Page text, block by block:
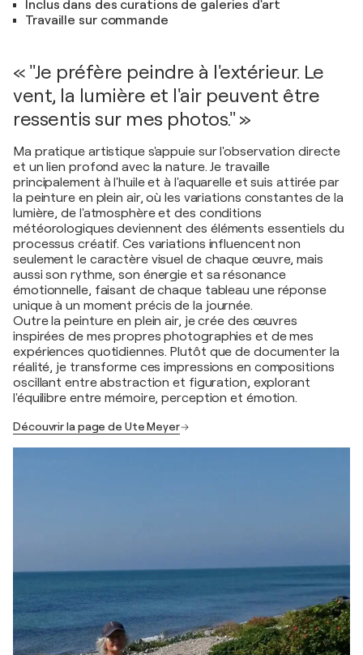
Inclus dans des curations de galeries d'art
Travaille sur commande
« "Je préfère peindre à l'extérieur. Le
vent, la lumière et l'air peuvent être
ressentis sur mes photos." »
Ma pratique artistique s'appuie sur l'observation directe
et un lien profond avec la nature. Je travaille
principalement à l'huile et à l'aquarelle et suis attirée par
la peinture en plein air, où les variations constantes de la
lumière, de l'atmosphère et des conditions
météorologiques deviennent des éléments essentiels du
processus créatif. Ces variations influencent non
seulement le caractère visuel de chaque œuvre, mais
aussi son rythme, son énergie et sa résonance
émotionnelle, faisant de chaque tableau une réponse
unique à un moment précis de la journée.
Outre la peinture en plein air, je crée des œuvres
inspirées de mes propres photographies et de mes
expériences quotidiennes. Plutôt que de documenter la
réalité, je transforme ces impressions en compositions
oscillant entre abstraction et figuration, explorant
l'équilibre entre mémoire, perception et émotion.
Découvrir la page de Ute Meyer